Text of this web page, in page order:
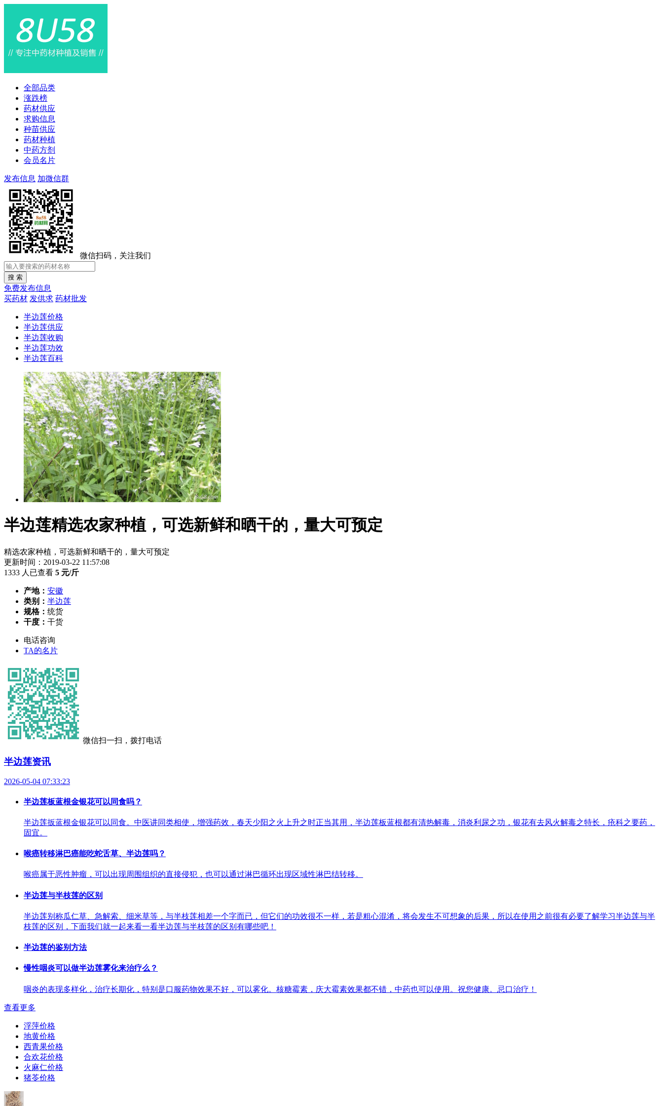
全部品类
涨跌榜
药材供应
求购信息
种苗供应
药材种植
中药方剂
会员名片
发布信息 加微信群
微信扫码，关注我们
免费发布信息
买药材 发供求 药材批发
半边莲价格
半边莲供应
半边莲收购
半边莲功效
半边莲百科
半边莲精选农家种植，可选新鲜和晒干的，量大可预定
精选农家种植，可选新鲜和晒干的，量大可预定
更新时间：2019-03-22 11:57:08
1333 人已查看 5 元/斤
产地： 安徽
类别： 半边莲
规格： 统货
干度： 干货
电话咨询
TA的名片
微信扫一扫，拨打电话
半边莲资讯
2026-05-04 07:33:23
半边莲板蓝根金银花可以同食吗？
半边莲扳蓝根金银花可以同食。中医讲同类相使，增强药效，春天少阳之火上升之时正当其用，半边莲板蓝根都有清热解毒，消炎利尿之功，银花有去风火解毒之特长，疮科之要药，
固宜。
喉癌转移淋巴癌能吃蛇舌草、半边莲吗？
喉癌属于恶性肿瘤，可以出现周围组织的直接侵犯，也可以通过淋巴循环出现区域性淋巴结转移。
半边莲与半枝莲的区别
半边莲别称瓜仁草、急解索、细米草等，与半枝莲相差一个字而已，但它们的功效很不一样，若是粗心混淆，将会发生不可想象的后果，所以在使用之前很有必要了解学习半边莲与半
枝莲的区别，下面我们就一起来看一看半边莲与半枝莲的区别有哪些吧！
半边莲的鉴别方法
慢性咽炎可以做半边莲雾化来治疗么？
咽炎的表现多样化，治疗长期化，特别是口服药物效果不好，可以雾化。核糖霉素，庆大霉素效果都不错，中药也可以使用。祝您健康。忌口治疗！
查看更多
浮萍价格
地黄价格
西青果价格
合欢花价格
火麻仁价格
猪苓价格